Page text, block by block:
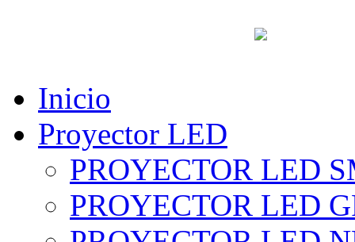
Inicio
Proyector LED
PROYECTOR LED
PROYECTOR LED